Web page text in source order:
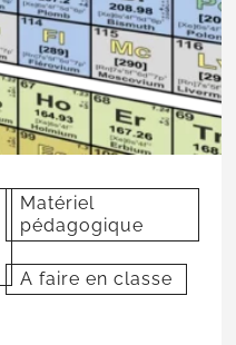
Matériel
pédagogique
A faire en classe